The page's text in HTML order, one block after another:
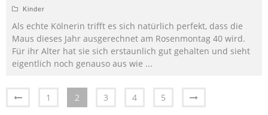
Kinder
Als echte Kölnerin trifft es sich natürlich perfekt, dass die
Maus dieses Jahr ausgerechnet am Rosenmontag 40 wird.
Für ihr Alter hat sie sich erstaunlich gut gehalten und sieht
eigentlich noch genauso aus wie ...
1 2 3 4 5